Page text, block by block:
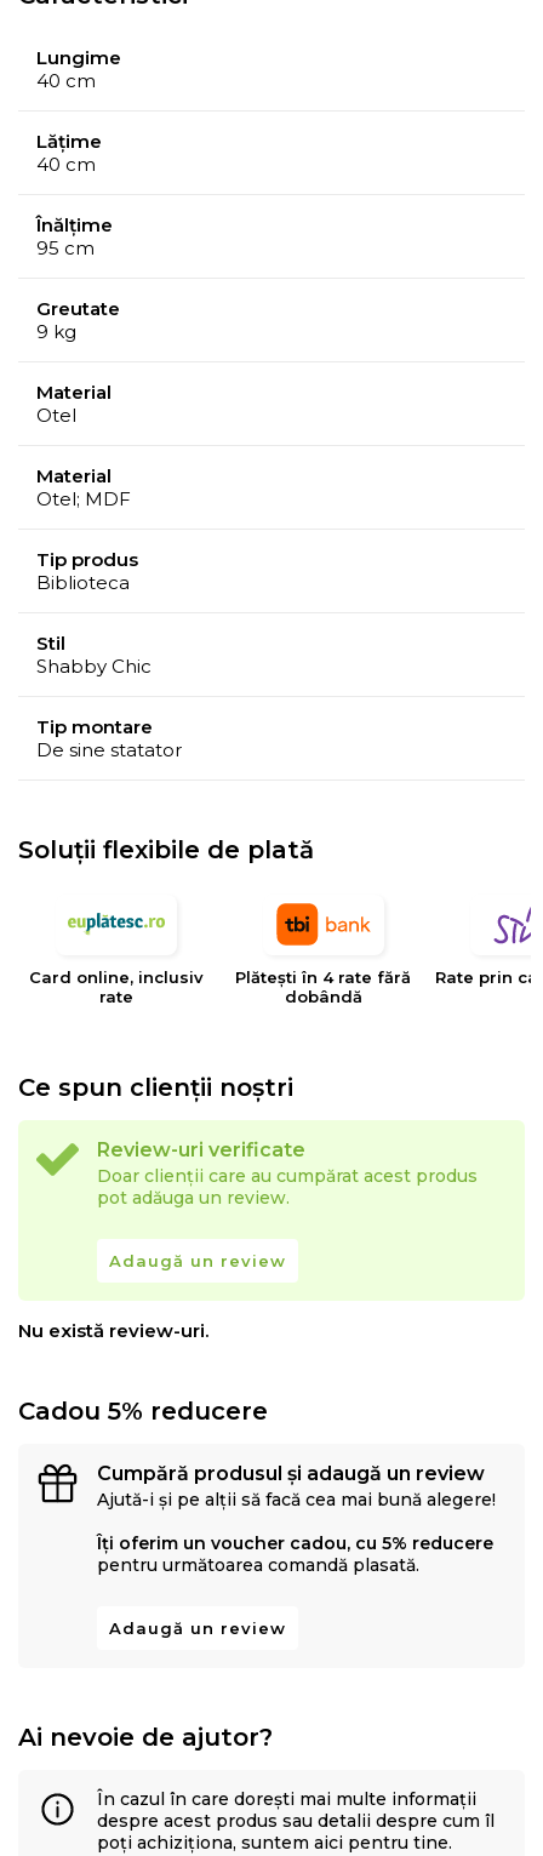
Lungime
40 cm
Lățime
40 cm
Înălțime
95 cm
Greutate
9 kg
Material
Otel
Material
Otel; MDF
Tip produs
Biblioteca
Stil
Shabby Chic
Tip montare
De sine statator
Soluții flexibile de plată
Card online, inclusiv
rate
Plătești în 4 rate fără
dobândă
Rate prin
Ce spun clienții noștri
Review-uri verificate
Doar clienții care au cumpărat acest produs
pot adăuga un review.
Adaugă un review
Nu există review-uri.
Cadou 5% reducere
Cumpără produsul și adaugă un review
Ajută-i și pe alții să facă cea mai bună alegere!
Îți oferim un voucher cadou, cu 5% reducere
pentru următoarea comandă plasată.
Adaugă un review
Ai nevoie de ajutor?
În cazul în care dorești mai multe informații
despre acest produs sau detalii despre cum îl
poți achiziționa, suntem aici pentru tine.